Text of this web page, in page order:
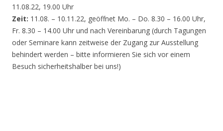
11.08.22, 19.00 Uhr
Zeit: 11.08. – 10.11.22, geöffnet Mo. – Do. 8.30 – 16.00 Uhr,
Fr. 8.30 – 14.00 Uhr und nach Vereinbarung (durch Tagungen
oder Seminare kann zeitweise der Zugang zur Ausstellung
behindert werden – bitte informieren Sie sich vor einem
Besuch sicherheitshalber bei uns!)